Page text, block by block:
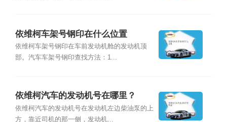
依维柯车架号钢印在什么位置
依维柯车架号钢印在车前发动机舱的发动机顶
部。汽车车架号钢印查找方法：1...
依维柯汽车的发动机号在哪里？
依维柯汽车的发动机号在发动机左边柴油泵的上
方，靠近司机的那一侧，发动机...